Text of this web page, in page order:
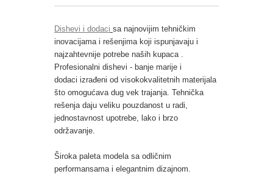
Dishevi i dodaci sa najnovijim tehničkim
inovacijama i rešenjima koji ispunjavaju i
najzahtevnije potrebe naših kupaca .
Profesionalni dishevi - banje marije i
dodaci izrađeni od visokokvalitetnih materijala
što omogućava dug vek trajanja. Tehnička
rešenja daju veliku pouzdanost u radi,
jednostavnost upotrebe, lako i brzo
održavanje.
Široka paleta modela sa odličnim
performansama i elegantnim dizajnom.